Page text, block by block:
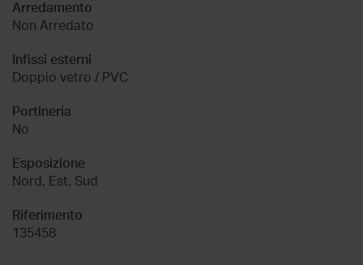
Arredamento
Non Arredato
Infissi esterni
Doppio vetro / PVC
Portineria
No
Esposizione
Nord, Est, Sud
Riferimento
135458